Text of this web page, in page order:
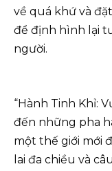
về quá khứ và
để định hình lại
người.
“Hành Tinh Khỉ:
đến những pha
một thế giới mới
lai đa chiều và